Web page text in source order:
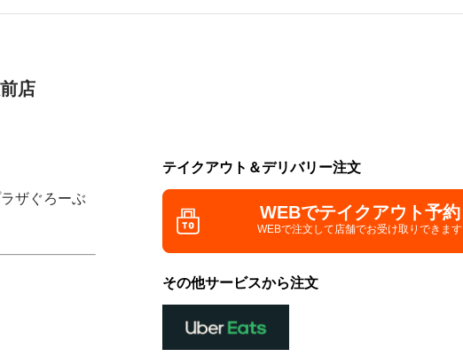
店
ザぐろーぶ
テイクアウト＆デリバリー注文
WEBでテイクアウト予約
WEBで注文して店舗でお受け取りできます
その他サービスから注文